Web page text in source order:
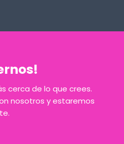
cerca de lo que crees.
nosotros y estaremos